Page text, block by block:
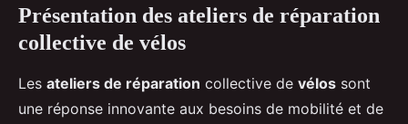
Présentation des ateliers de réparation
collective de vélos
Les ateliers de réparation collective de vélos sont
une réponse innovante aux besoins de mobilité et de